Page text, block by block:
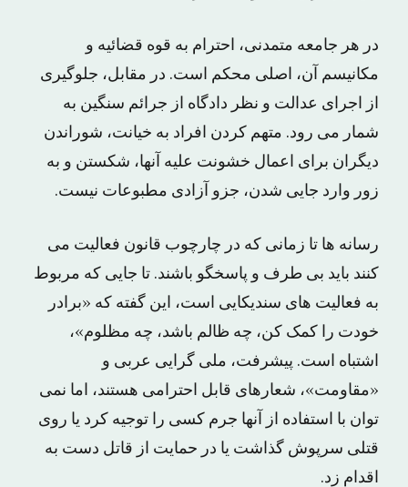
در هر جامعه متمدنی، احترام به قوه قضائیه و
مکانیسم آن، اصلی محکم است. در مقابل، جلوگیری
از اجرای عدالت و نظر دادگاه از جرائم سنگین به
شمار می رود. متهم کردن افراد به خیانت، شوراندن
دیگران برای اعمال خشونت علیه آنها، شکستن و به
زور وارد جایی شدن، جزو آزادی مطبوعات نیست.
رسانه ها تا زمانی که در چارچوب قانون فعالیت می
کنند باید بی طرف و پاسخگو باشند. تا جایی که مربوط
به فعالیت های سندیکایی است، این گفته که «برادر
خودت را کمک کن، چه ظالم باشد، چه مظلوم»،
اشتباه است. پیشرفت، ملی گرایی عربی و
«مقاومت»، شعارهای قابل احترامی هستند، اما نمی
توان با استفاده از آنها جرم کسی را توجیه کرد یا روی
قتلی سرپوش گذاشت یا در حمایت از قاتل دست به
اقدام زد.